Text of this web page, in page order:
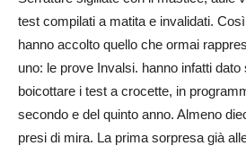
test compilati a matita e invalidati.
hanno accolto quello che ormai
uno: le prove Invalsi. hanno infatti
boicottare i test a crocette, in
secondo e del quinto anno. Almeno
presi di mira. La prima sorpresa già